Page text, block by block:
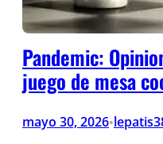
Pandemic:
juego de mesa
mayo 30, 2026•